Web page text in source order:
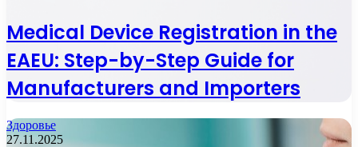
Medical Device Registration in the
EAEU: Step-by-Step Guide for
Manufacturers and Importers
Здоровье
27.11.2025